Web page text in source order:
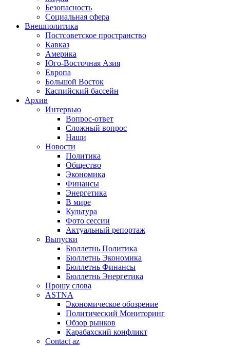
Безопасность
Социальная сфера
Внешполитика
Постсоветское пространство
Кавказ
Америка
Юго-Восточная Азия
Европа
Большой Восток
Каспийский бассейн
Архив
Интервью
Вопрос-ответ
Сложный вопрос
Наши
Новости
Политика
Общество
Экономика
Финансы
Энергетика
В мире
Культура
Фото сессии
Актуальный репортаж
Выпуски
Бюллетнь Политика
Бюллетнь Экономика
Бюллетнь Финансы
Бюллетнь Энергетика
Прошу слова
ASTNA
Экономическое обозрение
Политический Мониторинг
Обзор рынков
Карабахский конфликт
Contact az